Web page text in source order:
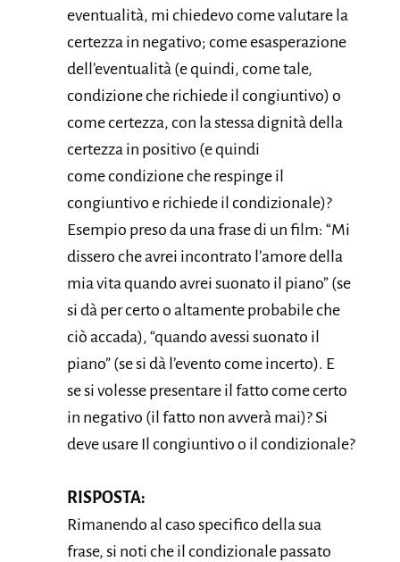
eventualità, mi chiedevo come valutare la
certezza in negativo; come esasperazione
dell’eventualità (e quindi, come tale,
condizione che richiede il congiuntivo) o
come certezza, con la stessa dignità della
certezza in positivo (e quindi
come condizione che respinge il
congiuntivo e richiede il condizionale)?
Esempio preso da una frase di un film: “Mi
dissero che avrei incontrato l’amore della
mia vita quando avrei suonato il piano” (se
si dà per certo o altamente probabile che
ciò accada), “quando avessi suonato il
piano” (se si dà l’evento come incerto). E
se si volesse presentare il fatto come certo
in negativo (il fatto non avverà mai)? Si
deve usare Il congiuntivo o il condizionale?
RISPOSTA:
Rimanendo al caso specifico della sua
frase, si noti che il condizionale passato